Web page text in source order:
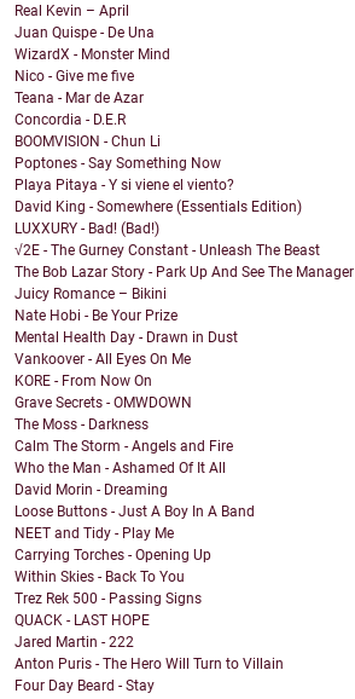
Real Kevin – April
Juan Quispe - De Una
WizardX - Monster Mind
Nico - Give me five
Teana - Mar de Azar
Concordia - D.E.R
BOOMVISION - Chun Li
Poptones - Say Something Now
Playa Pitaya - Y si viene el viento?
David King - Somewhere (Essentials Edition)
LUXXURY - Bad! (Bad!)
√2E - The Gurney Constant - Unleash The Beast
The Bob Lazar Story - Park Up And See The Manager
Juicy Romance – Bikini
Nate Hobi - Be Your Prize
Mental Health Day - Drawn in Dust
Vankoover - All Eyes On Me
KORE - From Now On
Grave Secrets - OMWDOWN
The Moss - Darkness
Calm The Storm - Angels and Fire
Who the Man - Ashamed Of It All
David Morin - Dreaming
Loose Buttons - Just A Boy In A Band
NEET and Tidy - Play Me
Carrying Torches - Opening Up
Within Skies - Back To You
Trez Rek 500 - Passing Signs
QUACK - LAST HOPE
Jared Martin - 222
Anton Puris - The Hero Will Turn to Villain
Four Day Beard - Stay